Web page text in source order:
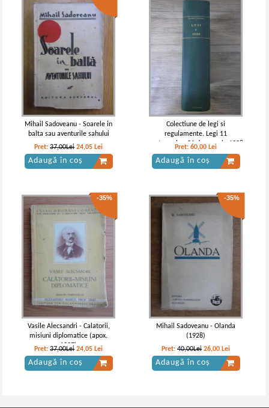
Mihail Sadoveanu - Soarele in
balta sau aventurile sahului
Pret:37,00Lei 24,05 Lei
Adaugă în coș
Colectiune de legi si
regulamente. Legi 11
septemvrie - 31 decemvrie 1938
(tomul XVI, partea I a, C, 1938)
Pret:60,00 Lei
Adaugă în coș
-35%
Vasile Alecsandri - Calatorii,
misiuni diplomatice (apox.
1927)
Pret:37,00Lei 24,05 Lei
Adaugă în coș
-35%
Mihail Sadoveanu - Olanda
(1928)
Pret:40,00Lei 26,00 Lei
Adaugă în coș